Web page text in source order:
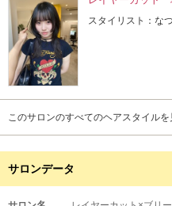
スタイリスト：な
このサロンのすべてのヘアスタイルを
サロンデータ